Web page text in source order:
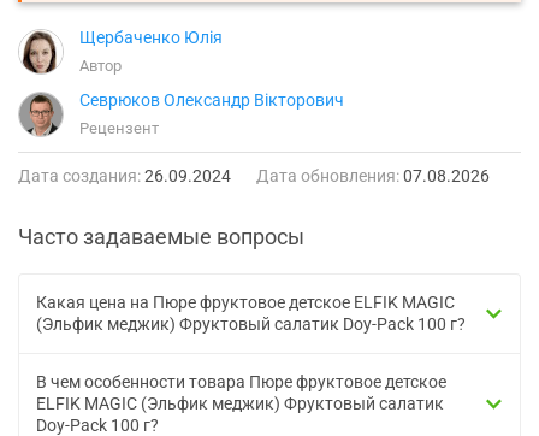
Щербаченко Юлія
Автор
Севрюков Олександр Вікторович
Рецензент
Дата создания:26.09.2024 Дата обновления:07.08.2026
Часто задаваемые вопросы
Какая цена на Пюре фруктовое детское ELFIK MAGIC
(Эльфик меджик) Фруктовый салатик Doy-Pack 100 г?
В чем особенности товара Пюре фруктовое детское
ELFIK MAGIC (Эльфик меджик) Фруктовый салатик
Doy-Pack 100 г?